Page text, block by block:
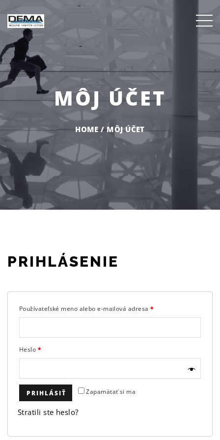
MÔJ ÚČET
HOME /MÔJ ÚČET
PRIHLÁSENIE
Používateľské meno alebo e-mailová adresa *
Heslo *
Zapamätať si ma
PRIHLÁSIŤ
Stratili ste heslo?